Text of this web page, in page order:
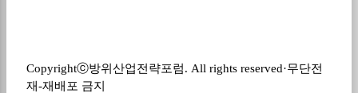
Copyrightⓒ방위산업전략포럼. All rights reserved·무단전
재-재배포 금지